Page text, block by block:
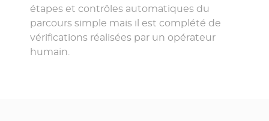
étapes et contrôles automatiques du
parcours simple mais il est complété de
vérifications réalisées par un opérateur
humain.